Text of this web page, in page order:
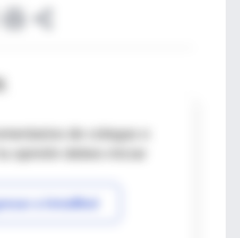
de colegas o
a IntraMed